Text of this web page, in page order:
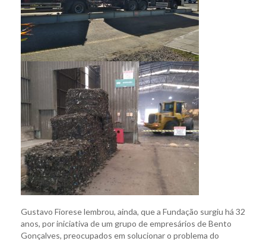
Gustavo Fiorese lembrou, ainda, que a Fundação surgiu há 32
anos, por iniciativa de um grupo de empresários de Bento
Gonçalves, preocupados em solucionar o problema do